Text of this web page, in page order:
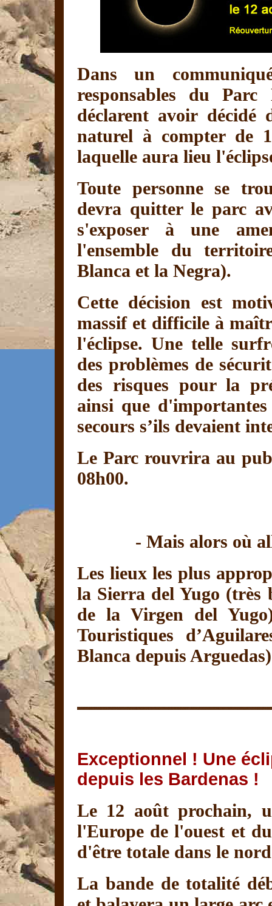
Dans un
responsables du Parc
déclarent avoir décidé
naturel à compter de
laquelle aura lieu
Toute personne se
devra quitter le parc
s'exposer à une
l'ensemble du
Blanca et la Negra).
Cette décision est
massif et difficile à
l'éclipse. Une telle
des problèmes de
des risques pour la
ainsi que
secours s’ils devaient
Le Parc rouvrira au
08h00.
- Mais alors où
Les lieux les plus
la Sierra del Yugo (très
de la Virgen del
Touristiques
Blanca depuis
Exceptionnel ! Une
depuis les Bardenas !
Le 12 août prochain,
l'Europe de l'ouest et
d'être totale dans le
La bande de totalité